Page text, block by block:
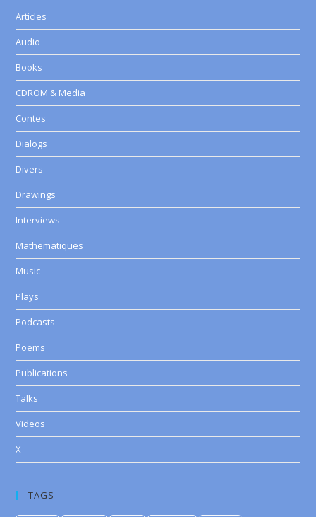
Articles
Audio
Books
CDROM & Media
Contes
Dialogs
Divers
Drawings
Interviews
Mathematiques
Music
Plays
Podcasts
Poems
Publications
Talks
Videos
X
TAGS